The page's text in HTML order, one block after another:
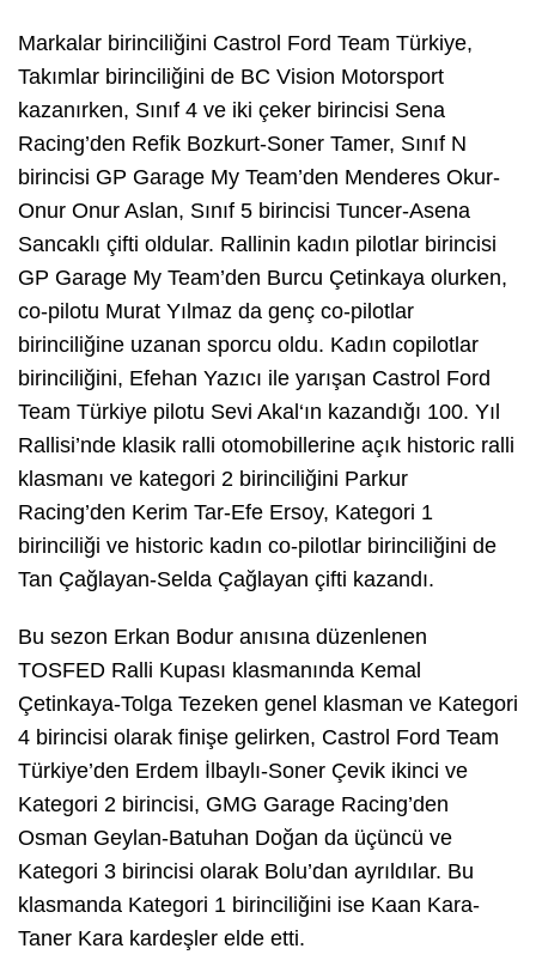
Markalar birinciliğini Castrol Ford Team Türkiye,
Takımlar birinciliğini de BC Vision Motorsport
kazanırken, Sınıf 4 ve iki çeker birincisi Sena
Racing’den Refik Bozkurt-Soner Tamer, Sınıf N
birincisi GP Garage My Team’den Menderes Okur-
Onur Onur Aslan, Sınıf 5 birincisi Tuncer-Asena
Sancaklı çifti oldular. Rallinin kadın pilotlar birincisi
GP Garage My Team’den Burcu Çetinkaya olurken,
co-pilotu Murat Yılmaz da genç co-pilotlar
birinciliğine uzanan sporcu oldu. Kadın copilotlar
birinciliğini, Efehan Yazıcı ile yarışan Castrol Ford
Team Türkiye pilotu Sevi Akal‘ın kazandığı 100. Yıl
Rallisi’nde klasik ralli otomobillerine açık historic ralli
klasmanı ve kategori 2 birinciliğini Parkur
Racing’den Kerim Tar-Efe Ersoy, Kategori 1
birinciliği ve historic kadın co-pilotlar birinciliğini de
Tan Çağlayan-Selda Çağlayan çifti kazandı.
Bu sezon Erkan Bodur anısına düzenlenen
TOSFED Ralli Kupası klasmanında Kemal
Çetinkaya-Tolga Tezeken genel klasman ve Kategori
4 birincisi olarak finişe gelirken, Castrol Ford Team
Türkiye’den Erdem İlbaylı-Soner Çevik ikinci ve
Kategori 2 birincisi, GMG Garage Racing’den
Osman Geylan-Batuhan Doğan da üçüncü ve
Kategori 3 birincisi olarak Bolu’dan ayrıldılar. Bu
klasmanda Kategori 1 birinciliğini ise Kaan Kara-
Taner Kara kardeşler elde etti.